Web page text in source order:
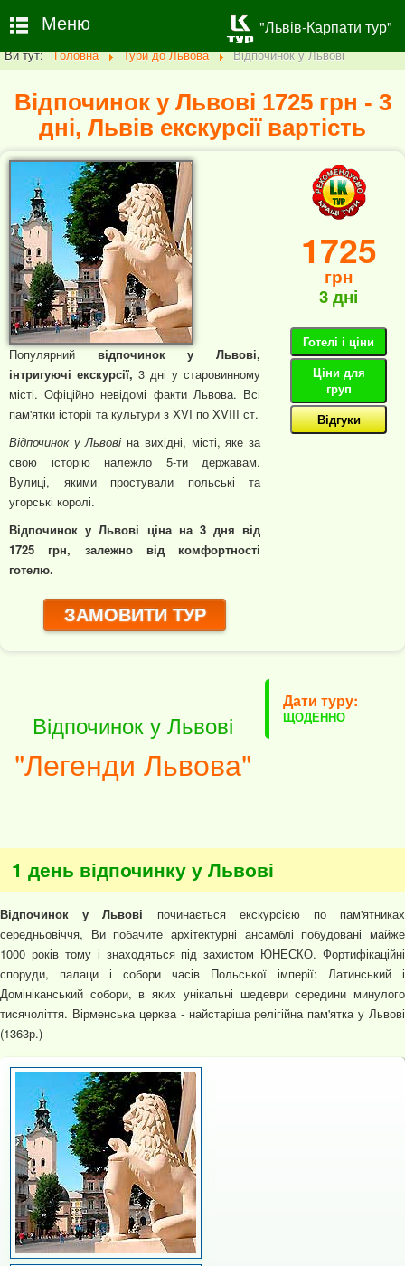
Ви тут: Головна Тури до Львова Відпочинок у Львові
Відпочинок у Львові 1725 грн - 3
дні, Львів екскурсії вартість
Популярний відпочинок у Львові,
інтригуючі екскурсії,3 дні у старовинному
місті. Офіційно невідомі факти Львова. Всі
пам'ятки історії та культури з XVI по XVIII ст.
Відпочинок у Львові на вихідні, місті, яке за
свою історію належло 5-ти державам.
Вулиці, якими простували польські та
угорські королі.
Відпочинок у Львові ціна на 3 дня від
1725 грн, залежно від комфортності
готелю.
ЗАМОВИТИ ТУР
1725
грн
3 дні
Готелі і ціни
Ціни для
груп
Відгуки
Дати туру:
ЩОДЕННО
Відпочинок у Львові
"Легенди Львова"
1 день відпочинку у Львові
Відпочинок у Львові починається екскурсією по пам'ятниках
середньовіччя, Ви побачите архітектурні ансамблі побудовані майже
1000 років тому і знаходяться під захистом ЮНЕСКО. Фортифікаційні
споруди, палаци і собори часів Польської імперії: Латинський і
Домініканський собори, в яких унікальні шедеври середини минулого
тисячоліття. Вірменська церква - найстаріша релігійна пам'ятка у Львові
(1363р.)
Меню "Львів-Карпати тур"